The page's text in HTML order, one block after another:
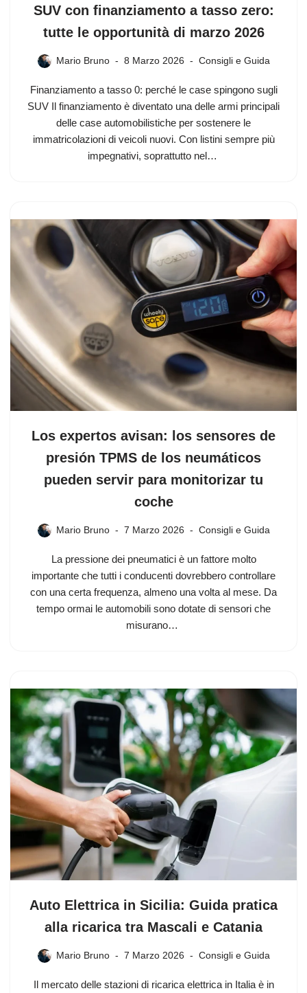
SUV con finanziamento a tasso zero:
tutte le opportunità di marzo 2026
Mario Bruno 8 Marzo 2026 Consigli e Guida
Finanziamento a tasso 0: perché le case spingono sugli
SUV Il finanziamento è diventato una delle armi principali
delle case automobilistiche per sostenere le
immatricolazioni di veicoli nuovi. Con listini sempre più
impegnativi, soprattutto nel…
Los expertos avisan: los sensores de
presión TPMS de los neumáticos
pueden servir para monitorizar tu
coche
Mario Bruno 7 Marzo 2026 Consigli e Guida
La pressione dei pneumatici è un fattore molto
importante che tutti i conducenti dovrebbero controllare
con una certa frequenza, almeno una volta al mese. Da
tempo ormai le automobili sono dotate di sensori che
misurano…
Auto Elettrica in Sicilia: Guida pratica
alla ricarica tra Mascali e Catania
Mario Bruno 7 Marzo 2026 Consigli e Guida
Il mercato delle stazioni di ricarica elettrica in Italia è in